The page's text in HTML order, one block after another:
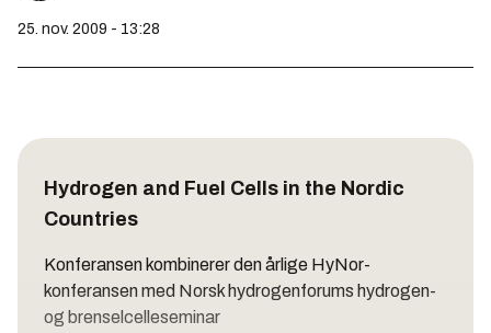
25. nov. 2009 - 13:28
Hydrogen and Fuel Cells in the Nordic
Countries
Konferansen kombinerer den årlige HyNor-
konferansen med Norsk hydrogenforums hydrogen-
og brenselcelleseminar